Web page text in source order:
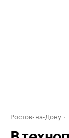
Ростов-на-Дону